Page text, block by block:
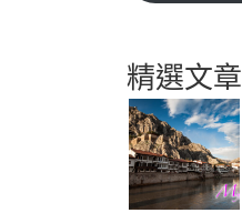
精選文章